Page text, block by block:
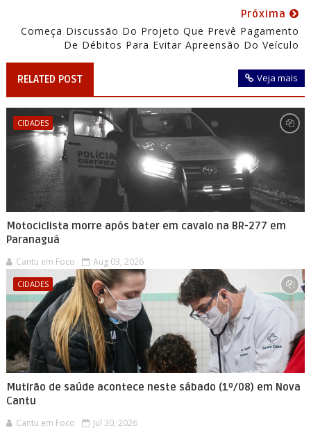
Próxima
Começa Discussão Do Projeto Que Prevê Pagamento
De Débitos Para Evitar Apreensão Do Veículo
RELATED POST Veja mais
CIDADES
Motociclista morre após bater em cavalo na BR-277 em
Paranaguá
Cantu em Foco Aug 03, 2026
CIDADES
Mutirão de saúde acontece neste sábado (1º/08) em Nova
Cantu
Cantu em Foco Jul 30, 2026